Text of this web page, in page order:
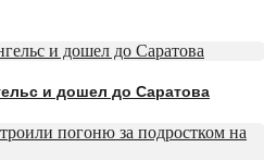
и дошел до Саратова